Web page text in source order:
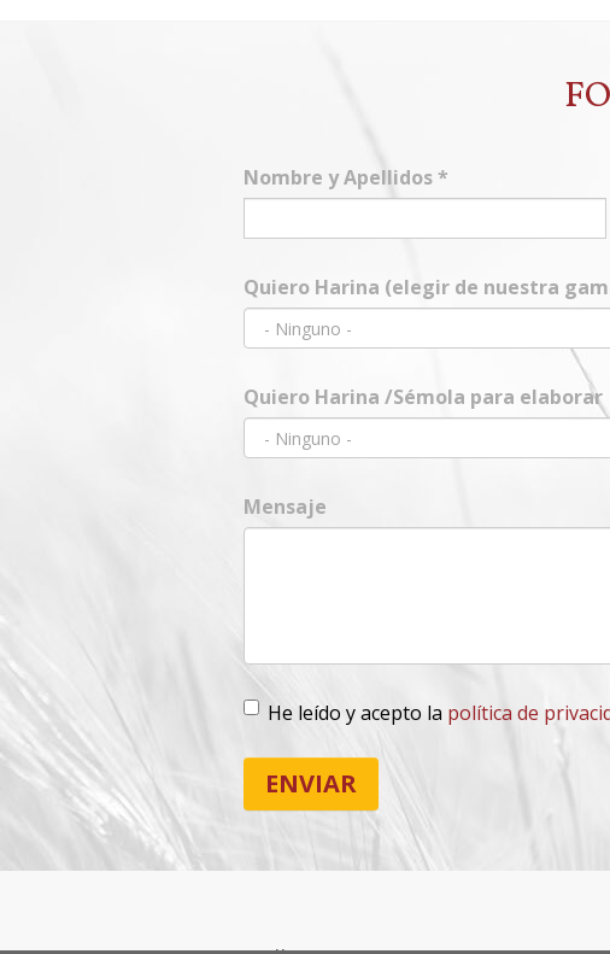
Nombre y Apellidos*
Quiero Harina (elegir de nuestra
Quiero Harina /Sémola para elaborar
Mensaje
He leído y acepto la política de
Lopd*
ENVIAR